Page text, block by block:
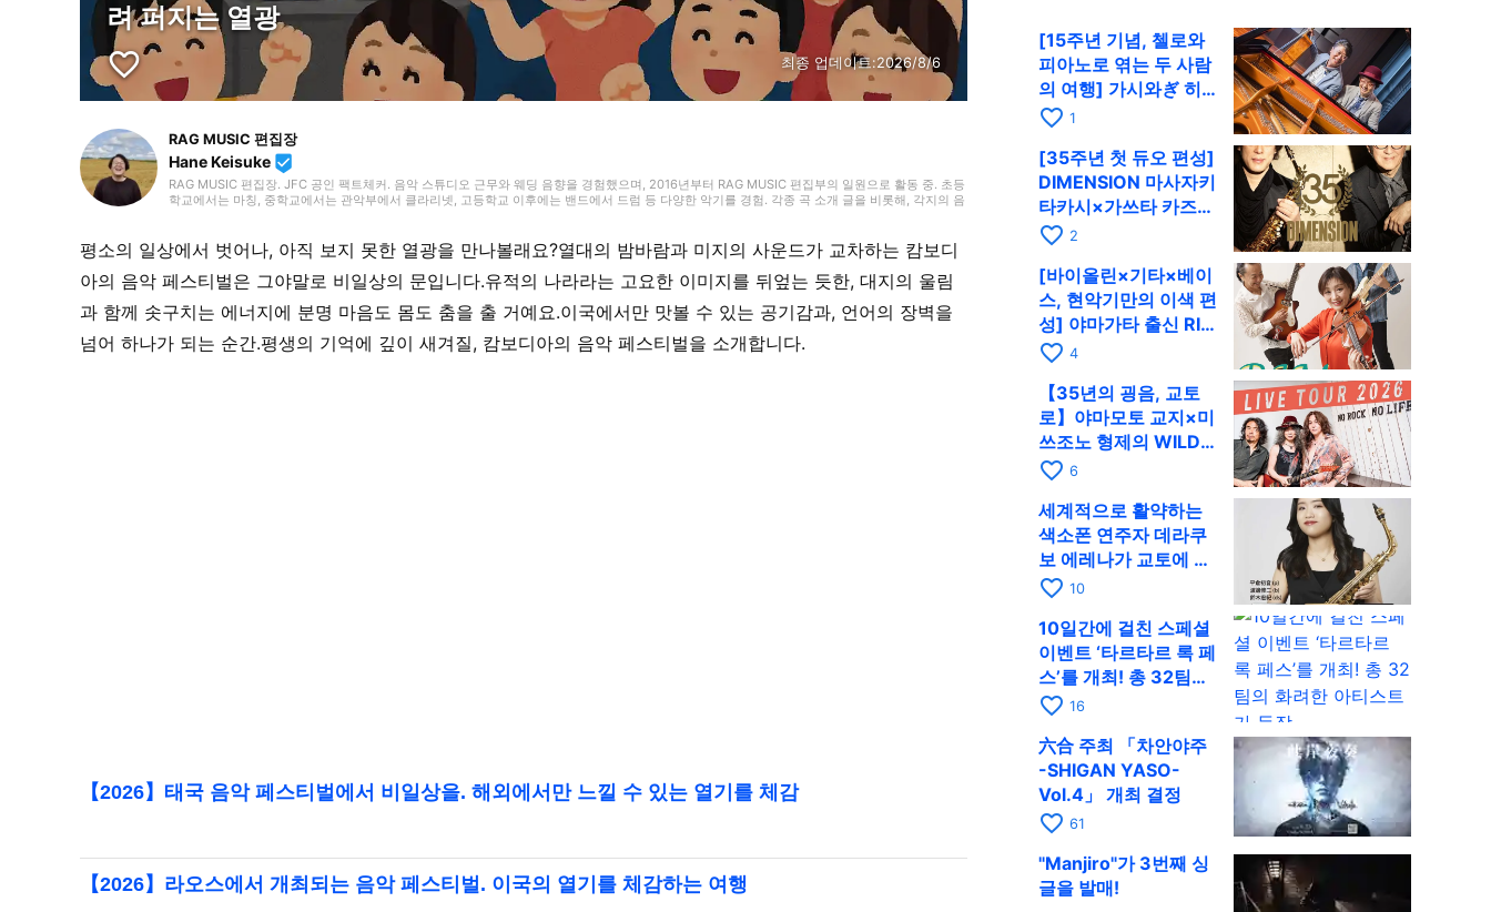
려 퍼지는 열광
favorite_border 최종 업데이트:2026/8/6
RAG MUSIC 편집장
Hane Keisuke beenhere
RAG MUSIC 편집장. JFC 공인 팩트체커. 음악 스튜디오 근무와 웨딩 음향을 경험했으며, 2016년부터 RAG MUSIC 편집부의 일원으로 활동 중. 초등
학교에서는 마칭, 중학교에서는 관악부에서 클라리넷, 고등학교 이후에는 밴드에서 드럼 등 다양한 악기를 경험. 각종 곡 소개 글을 비롯해, 각지의 음
평소의 일상에서 벗어나, 아직 보지 못한 열광을 만나볼래요?열대의 밤바람과 미지의 사운드가 교차하는 캄보디
아의 음악 페스티벌은 그야말로 비일상의 문입니다.유적의 나라라는 고요한 이미지를 뒤엎는 듯한, 대지의 울림
과 함께 솟구치는 에너지에 분명 마음도 몸도 춤을 출 거예요.이국에서만 맛볼 수 있는 공기감과, 언어의 장벽을
넘어 하나가 되는 순간.평생의 기억에 깊이 새겨질, 캄보디아의 음악 페스티벌을 소개합니다.
【2026】태국 음악 페스티벌에서 비일상을. 해외에서만 느낄 수 있는 열기를 체감
【2026】라오스에서 개최되는 음악 페스티벌. 이국의 열기를 체감하는 여행
[15주년 기념, 첼로와
피아노로 엮는 두 사람
의 여행] 가시와ぎ 히
로키 & 미쓰다 겐이치
RAG로
favorite_border 1
[35주년 첫 듀오 편성]
DIMENSION 마사자키
타카시×가쓰타 카즈키
가 10월 11일 교토
favorite_border 2
[바이올린×기타×베이
스, 현악기만의 이색 편
성] 야마가타 출신 RIM
이 첫 전국 투어로 8월
favorite_border 4
【35년의 굉음, 교토
로】야마모토 교지×미
쓰조노 형제의 WILD
FLAG가 8월 6일 RAG
favorite_border 6
세계적으로 활약하는
색소폰 연주자 데라쿠
보 에레나가 교토에 온
다! 콰르텟 투어 교토
개최
favorite_border 10
10일간에 걸친 스페셜
이벤트 ‘타르타르 록 페
스’를 개최! 총 32팀의
화려한 아티스트가 등
favorite_border 16
六合 주최 「차안야주
-SHIGAN YASO-
Vol.4」 개최 결정
favorite_border 61
"Manjiro"가 3번째 싱
글을 발매!